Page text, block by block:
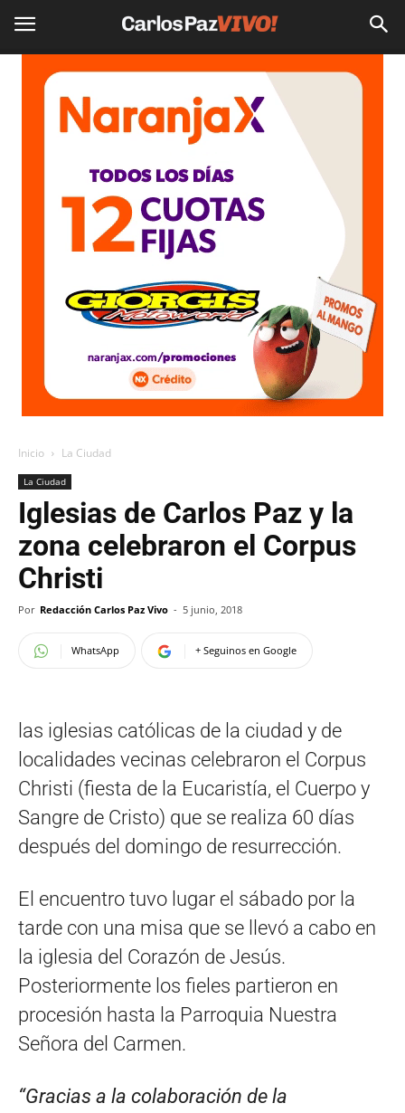
Inicio La Ciudad
La Ciudad
Iglesias de Carlos Paz y la
zona celebraron el Corpus
Christi
Por Redacción Carlos Paz Vivo - 5 junio, 2018
WhatsApp + Seguinos en Google
las iglesias católicas de la ciudad y de
localidades vecinas celebraron el Corpus
Christi (fiesta de la Eucaristía, el Cuerpo y
Sangre de Cristo) que se realiza 60 días
después del domingo de resurrección.
El encuentro tuvo lugar el sábado por la
tarde con una misa que se llevó a cabo en
la iglesia del Corazón de Jesús.
Posteriormente los fieles partieron en
procesión hasta la Parroquia Nuestra
Señora del Carmen.
“Gracias a la colaboración de la